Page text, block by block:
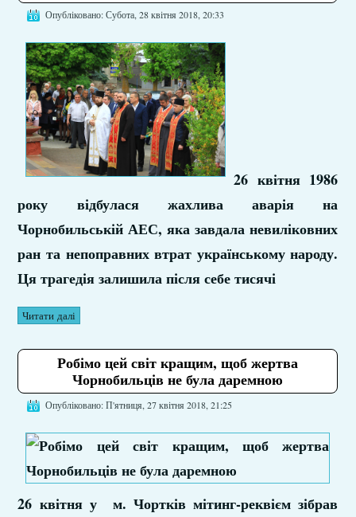
Опубліковано: Субота, 28 квітня 2018, 20:33
26 квітня 1986
року відбулася жахлива аварія на
Чорнобильській АЕС, яка завдала невиліковних
ран та непоправних втрат українському народу.
Ця трагедія залишила після себе тисячі
Читати далі
Робімо цей світ кращим, щоб жертва
Чорнобильців не була даремною
Опубліковано: П'ятниця, 27 квітня 2018, 21:25
26 квітня у м. Чортків мітинг-реквієм зібрав